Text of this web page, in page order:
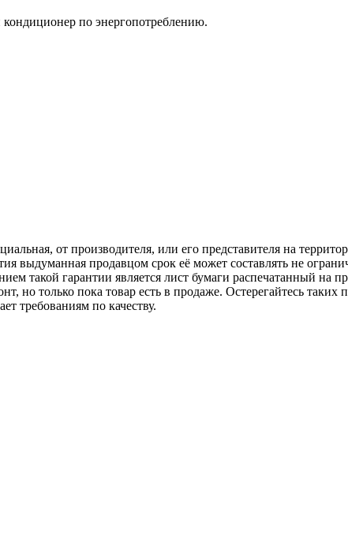
кондиционер по энергопотреблению.
от производителя, или его представителя на
выдуманная продавцом срок её может составлять не
такой гарантии является лист бумаги распечатанный на
но только пока товар есть в продаже. Остерегайтесь
требованиям по качеству.